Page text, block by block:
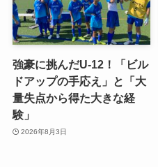
強豪に挑んだU-12！「ビル
ドアップの手応え」と「大
量失点から得た大きな経
験」
2026年8月3日